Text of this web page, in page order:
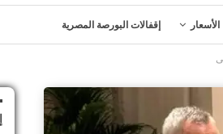
الأسعار إقفالات البورصة المصرية